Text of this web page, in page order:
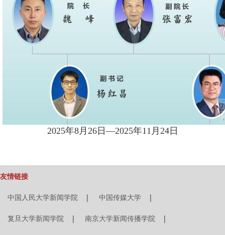
2025年8月26日—2025年11月24日
友情链接
中国人民大学新闻学院 | 中国传媒大学 |
复旦大学新闻学院 | 南京大学新闻传播学院 |